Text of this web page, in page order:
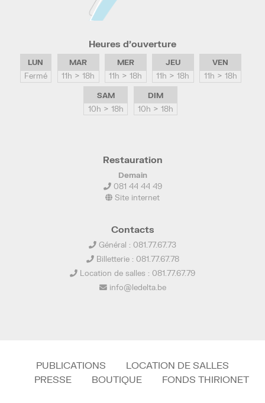
Heures d’ouverture
LUN
Fermé
MAR
11h > 18h
MER
11h > 18h
JEU
11h > 18h
VEN
11h > 18h
SAM
10h > 18h
DIM
10h > 18h
Restauration
Demain
081 44 44 49
Site internet
Contacts
Général : 081.77.67.73
Billetterie : 081.77.67.78
Location de salles : 081.77.67.79
info@ledelta.be
PUBLICATIONS
LOCATION DE SALLES
PRESSE
BOUTIQUE FONDS THIRIONET